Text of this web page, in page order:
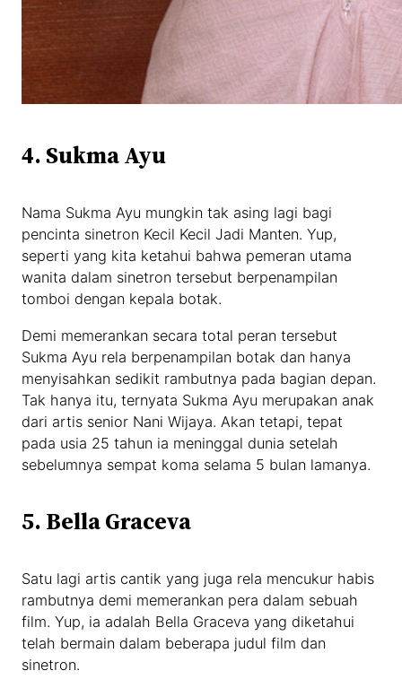
4. Sukma Ayu
Nama Sukma Ayu mungkin tak asing lagi bagi
pencinta sinetron Kecil Kecil Jadi Manten. Yup,
seperti yang kita ketahui bahwa pemeran utama
wanita dalam sinetron tersebut berpenampilan
tomboi dengan kepala botak.
Demi memerankan secara total peran tersebut
Sukma Ayu rela berpenampilan botak dan hanya
menyisahkan sedikit rambutnya pada bagian depan.
Tak hanya itu, ternyata Sukma Ayu merupakan anak
dari artis senior Nani Wijaya. Akan tetapi, tepat
pada usia 25 tahun ia meninggal dunia setelah
sebelumnya sempat koma selama 5 bulan lamanya.
5. Bella Graceva
Satu lagi artis cantik yang juga rela mencukur habis
rambutnya demi memerankan pera dalam sebuah
film. Yup, ia adalah Bella Graceva yang diketahui
telah bermain dalam beberapa judul film dan
sinetron.